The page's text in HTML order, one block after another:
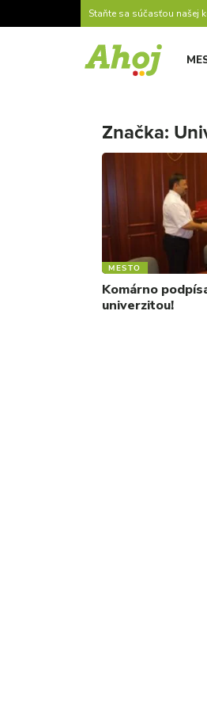
Staňte sa súčasťou našej
Značka:
MESTO
Komárno
univerzitou!